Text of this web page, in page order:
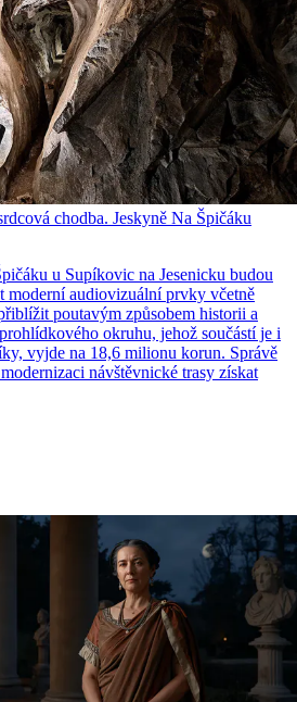
chodba. Jeskyně Na Špičáku
u Supíkovic na Jesenicku budou
moderní audiovizuální prvky včetně
poutavým způsobem historii a
okruhu, jehož součástí je i
vyjde na 18,6 milionu korun. Správě
návštěvnické trasy získat